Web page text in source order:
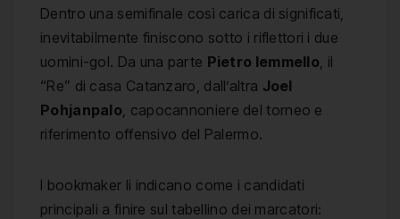
Dentro una semifinale così carica di significati,
inevitabilmente finiscono sotto i riflettori i due
uomini-gol. Da una parte Pietro Iemmello , il
“Re” di casa Catanzaro, dall’altra Joel
Pohjanpalo , capocannoniere del torneo e
riferimento offensivo del Palermo.
I bookmaker li indicano come i candidati
principali a finire sul tabellino dei marcatori: